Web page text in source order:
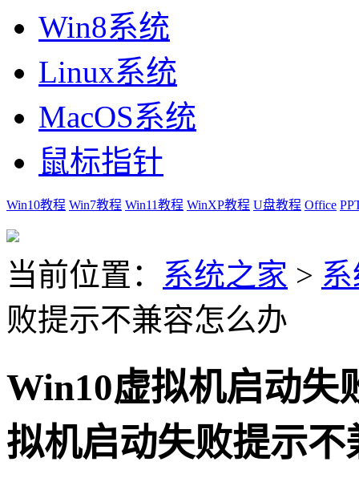
Win8系统
Linux系统
MacOS系统
鼠标指针
Win10教程 Win7教程 Win11教程 WinXP教程 U盘教程 Office
当前位置： 系统之家 >
败提示不兼容怎么办
Win10虚拟机启动失
拟机启动失败提示